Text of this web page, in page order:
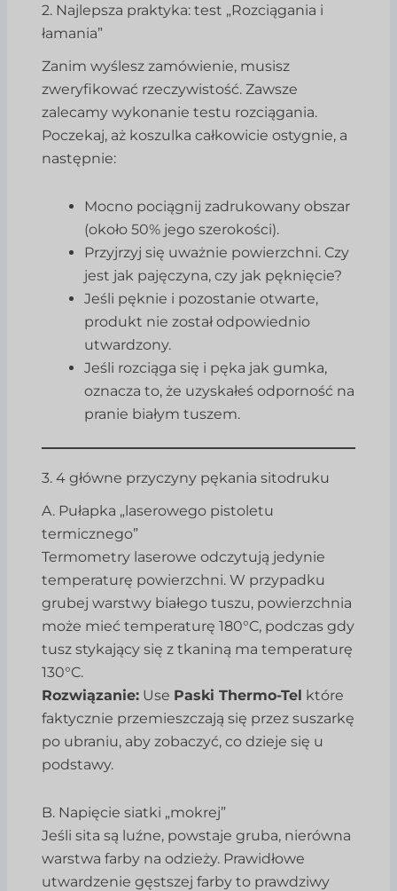
2. Najlepsza praktyka: test „Rozciągania i
łamania”
Zanim wyślesz zamówienie, musisz
zweryfikować rzeczywistość. Zawsze
zalecamy wykonanie testu rozciągania.
Poczekaj, aż koszulka całkowicie ostygnie, a
następnie:
Mocno pociągnij zadrukowany obszar
(około 50% jego szerokości).
Przyjrzyj się uważnie powierzchni. Czy
jest jak pajęczyna, czy jak pęknięcie?
Jeśli pęknie i pozostanie otwarte,
produkt nie został odpowiednio
utwardzony.
Jeśli rozciąga się i pęka jak gumka,
oznacza to, że uzyskałeś odporność na
pranie białym tuszem.
3. 4 główne przyczyny pękania sitodruku
A. Pułapka „laserowego pistoletu
termicznego”
Termometry laserowe odczytują jedynie
temperaturę powierzchni. W przypadku
grubej warstwy białego tuszu, powierzchnia
może mieć temperaturę 180°C, podczas gdy
tusz stykający się z tkaniną ma temperaturę
130°C.
Rozwiązanie: Use Paski Thermo-Tel które
faktycznie przemieszczają się przez suszarkę
po ubraniu, aby zobaczyć, co dzieje się u
podstawy.
B. Napięcie siatki „mokrej”
Jeśli sita są luźne, powstaje gruba, nierówna
warstwa farby na odzieży. Prawidłowe
utwardzenie gęstszej farby to prawdziwy